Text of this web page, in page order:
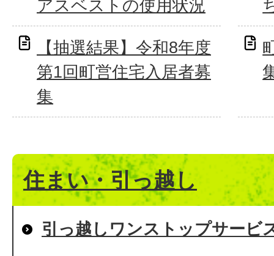
アスベストの使用状況
【抽選結果】令和8年度
第1回町営住宅入居者募
集
住まい・引っ越し
引っ越しワンストップサービ